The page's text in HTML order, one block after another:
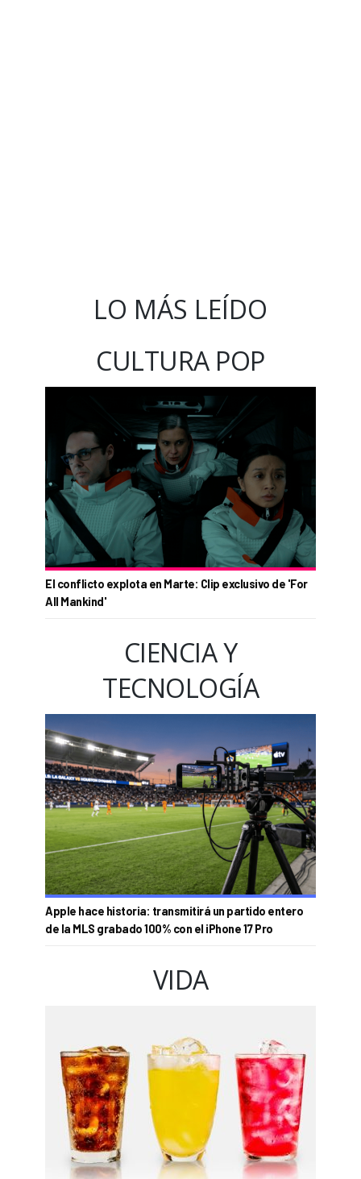
LO MÁS LEÍDO
CULTURA POP
El conflicto explota en Marte: Clip exclusivo de 'For
All Mankind'
CIENCIA Y
TECNOLOGÍA
Apple hace historia: transmitirá un partido entero
de la MLS grabado 100% con el iPhone 17 Pro
VIDA